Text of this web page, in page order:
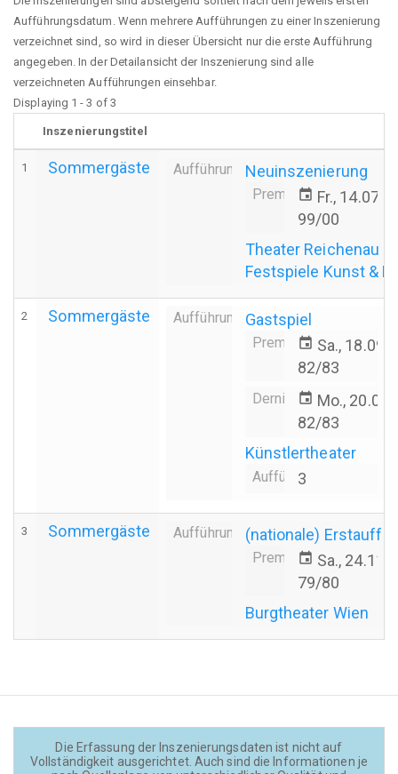
Aufführungsdatum. Wenn mehrere Aufführungen zu einer Inszenierung
verzeichnet sind, so wird in dieser Übersicht nur die erste Aufführung
angegeben. In der Detailansicht der Inszenierung sind alle
verzeichneten Aufführungen einsehbar.
Displaying 1 - 3 of 3
Inszenierungstitel
1 Sommergäste Aufführung Neuinszenierung
Premiere
event Fr.,
99/00
Theater Reichenau
Festspiele Kunst &
2 Sommergäste Aufführung Gastspiel
Premiere
event Sa.,
82/83
Derniereevent Mo.,
82/83
Künstlertheater
Aufführungsanzahl
3
3 Sommergäste Aufführung (nationale)
Premiere
event Sa.,
79/80
Burgtheater Wien
Die Erfassung der Inszenierungsdaten ist nicht auf
Vollständigkeit ausgerichtet. Auch sind die Informationen je